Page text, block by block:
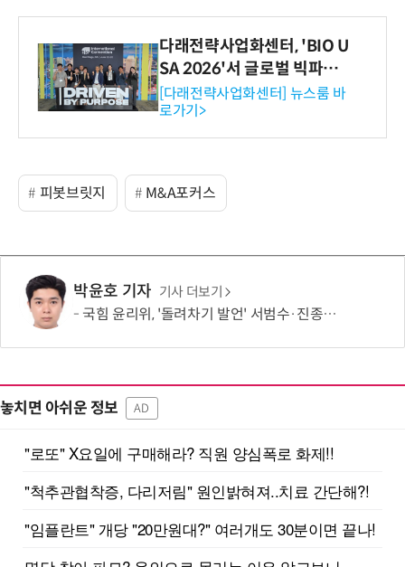
다래전략사업화센터, 'BIO U
SA 2026'서 글로벌 빅파마
와의 비즈니스 미팅 지원…K
-바이오 해외 진출 교두보 확
보
[다래전략사업화센터] 뉴스룸 바
로가기>
피봇브릿지 M&A포커스
박윤호 기자 기사 더보기
국힘 윤리위, '돌려차기 발언' 서범수·진종오 징계 절차 개시
놓치면 아쉬운 정보 AD